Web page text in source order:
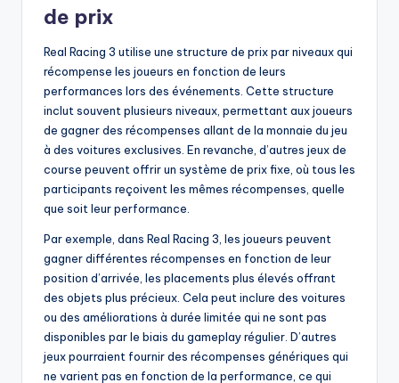
de prix
Real Racing 3 utilise une structure de prix par niveaux qui
récompense les joueurs en fonction de leurs
performances lors des événements. Cette structure
inclut souvent plusieurs niveaux, permettant aux joueurs
de gagner des récompenses allant de la monnaie du jeu
à des voitures exclusives. En revanche, d’autres jeux de
course peuvent offrir un système de prix fixe, où tous les
participants reçoivent les mêmes récompenses, quelle
que soit leur performance.
Par exemple, dans Real Racing 3, les joueurs peuvent
gagner différentes récompenses en fonction de leur
position d’arrivée, les placements plus élevés offrant
des objets plus précieux. Cela peut inclure des voitures
ou des améliorations à durée limitée qui ne sont pas
disponibles par le biais du gameplay régulier. D’autres
jeux pourraient fournir des récompenses génériques qui
ne varient pas en fonction de la performance, ce qui